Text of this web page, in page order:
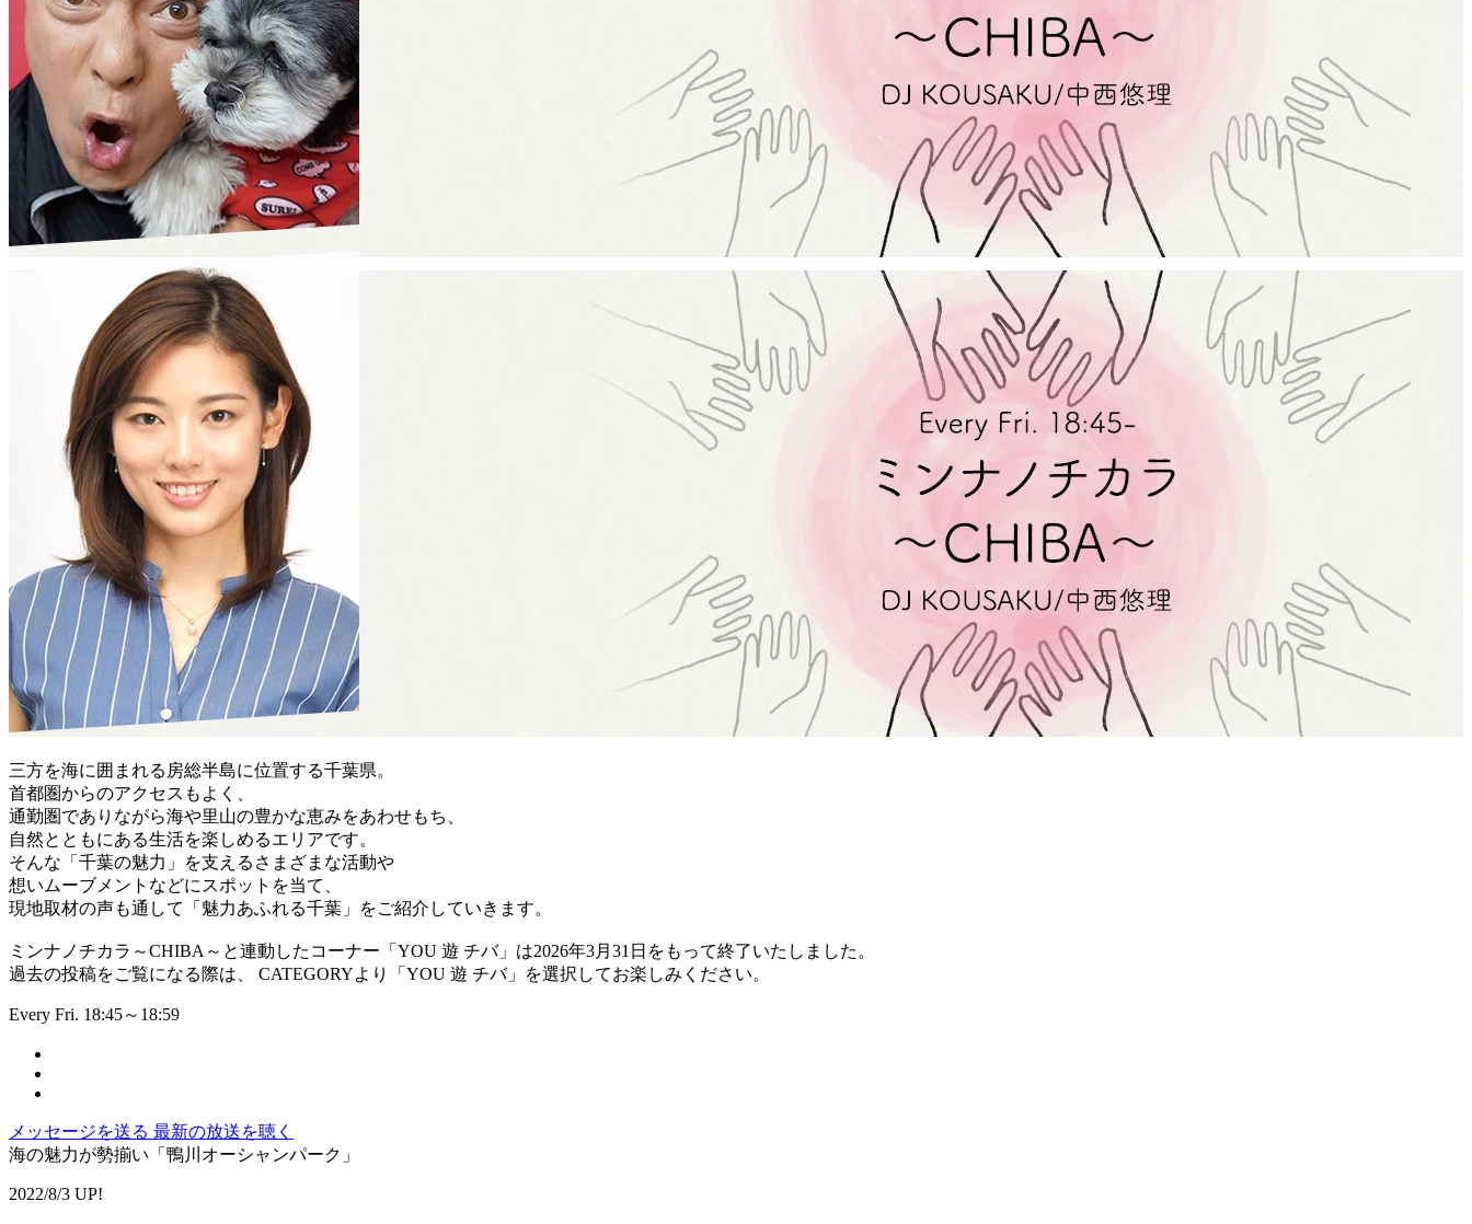
三方を海に囲まれる房総半島に位置する千葉県。
首都圏からのアクセスもよく、
通勤圏でありながら海や里山の豊かな恵みをあわせもち、
自然とともにある生活を楽しめるエリアです。
そんな「千葉の魅力」を支えるさまざまな活動や
想いムーブメントなどにスポットを当て、
現地取材の声も通して「魅力あふれる千葉」をご紹介していきます。
ミンナノチカラ～CHIBA～と連動したコーナー「YOU 遊 チバ」は2026年3月31日をもって終了いたしました。
過去の投稿をご覧になる際は、 CATEGORYより「YOU 遊 チバ」を選択してお楽しみください。
Every Fri. 18:45～18:59
メッセージを送る 最新の放送を聴く
海の魅力が勢揃い「鴨川オーシャンパーク」
2022/8/3 UP!